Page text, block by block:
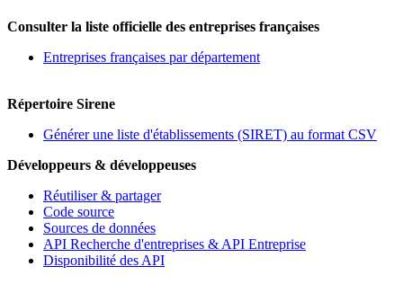
Consulter la liste officielle des entreprises françaises
Entreprises françaises par département
Répertoire Sirene
Générer une liste d'établissements (SIRET) au format CSV
Développeurs & développeuses
Réutiliser & partager
Code source
Sources de données
API Recherche d'entreprises & API Entreprise
Disponibilité des API